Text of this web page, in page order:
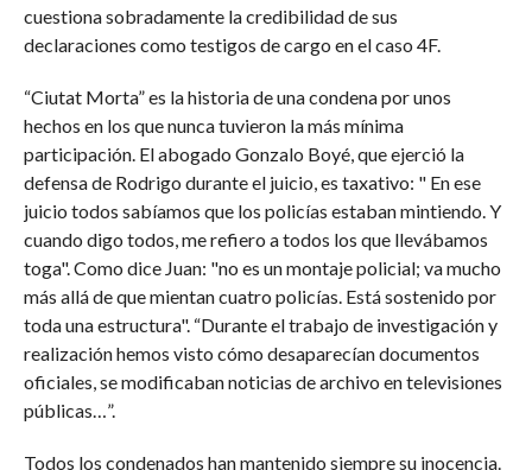
cuestiona sobradamente la credibilidad de sus
declaraciones como testigos de cargo en el caso 4F.
“Ciutat Morta” es la historia de una condena por unos
hechos en los que nunca tuvieron la más mínima
participación. El abogado Gonzalo Boyé, que ejerció la
defensa de Rodrigo durante el juicio, es taxativo: " En ese
juicio todos sabíamos que los policías estaban mintiendo. Y
cuando digo todos, me refiero a todos los que llevábamos
toga". Como dice Juan: "no es un montaje policial; va mucho
más allá de que mientan cuatro policías. Está sostenido por
toda una estructura". “Durante el trabajo de investigación y
realización hemos visto cómo desaparecían documentos
oficiales, se modificaban noticias de archivo en televisiones
públicas…”.
Todos los condenados han mantenido siempre su inocencia.